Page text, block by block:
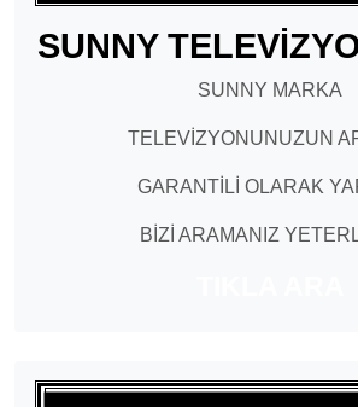
SUNNY
SUNNY MARKA
TELEVİZYONUNUZUN
GARANTİLİ OLARAK
BİZİ ARAMANIZ